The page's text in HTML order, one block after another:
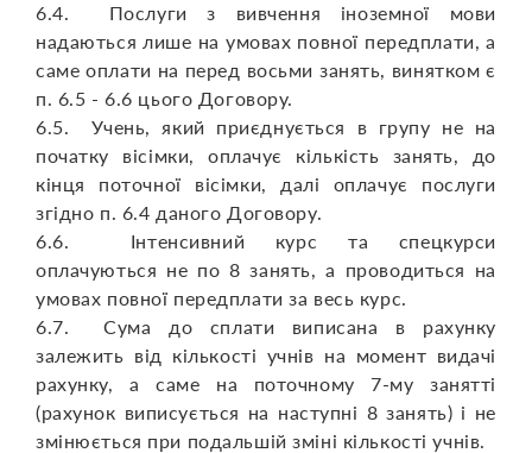
6.4. Послуги з вивчення іноземної мови
надаються лише на умовах повної передплати, а
саме оплати на перед восьми занять, винятком є
п. 6.5 - 6.6 цього Договору.
6.5. Учень, який приєднується в групу не на
початку вісімки, оплачує кількість занять, до
кінця поточної вісімки, далі оплачує послуги
згідно п. 6.4 даного Договору.
6.6. Інтенсивний курс та спецкурси
оплачуються не по 8 занять, а проводиться на
умовах повної передплати за весь курс.
6.7. Сума до сплати виписана в рахунку
залежить від кількості учнів на момент видачі
рахунку, а саме на поточному 7-му занятті
(рахунок виписується на наступні 8 занять) і не
змінюється при подальшій зміні кількості учнів.